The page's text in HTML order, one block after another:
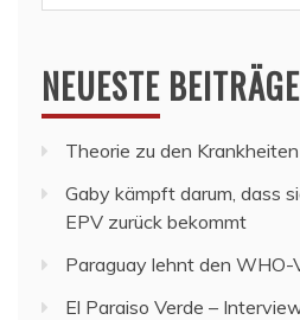
nach:
NEUESTE BEITRÄGE
Theorie zu den
Gaby kämpft darum, dass
EPV zurück bekommt
Paraguay lehnt den WHO-
El Paraiso Verde –